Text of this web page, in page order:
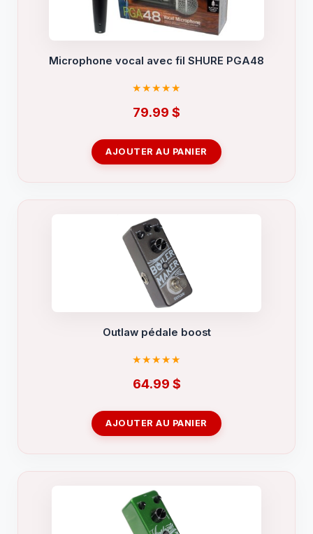
Microphone vocal avec fil SHURE PGA48
79.99 $
AJOUTER AU PANIER
Outlaw pédale boost
64.99 $
AJOUTER AU PANIER